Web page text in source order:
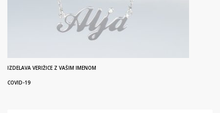
IZDELAVA VERIŽICE Z VAŠIM IMENOM
COVID-19